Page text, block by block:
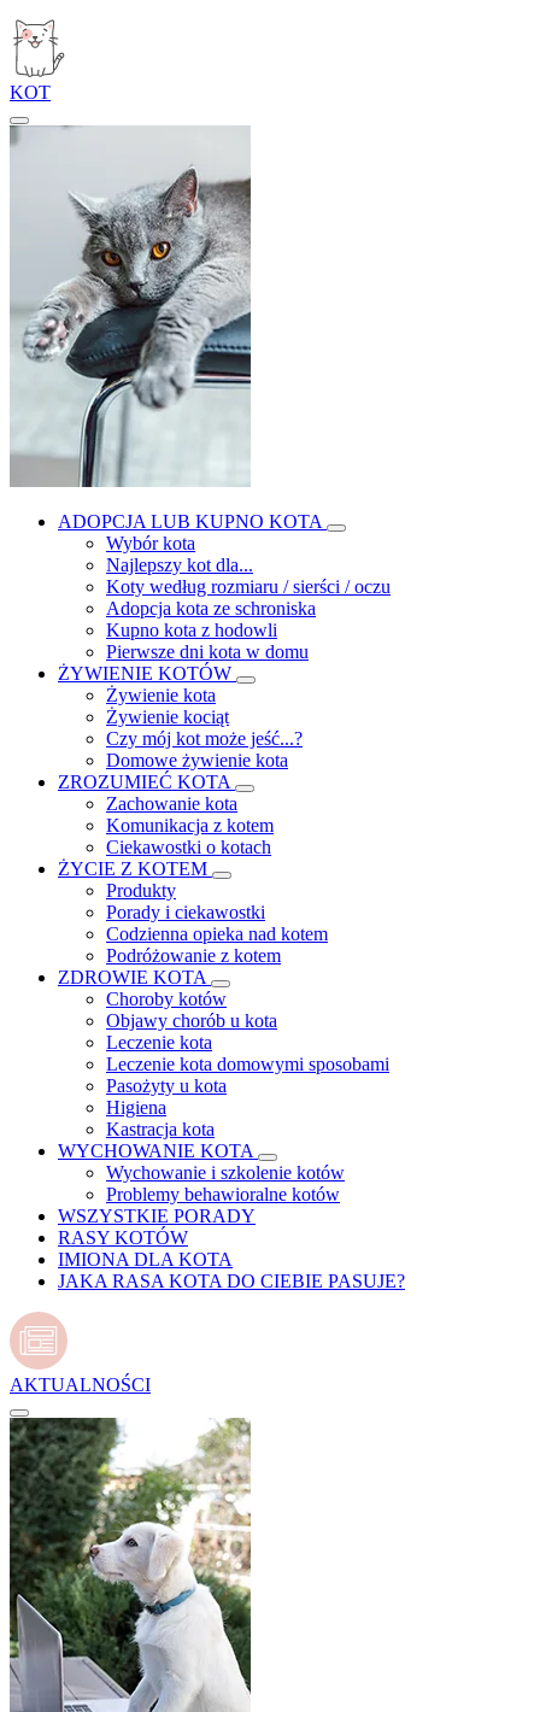
KOT
ADOPCJA LUB KUPNO KOTA
Wybór kota
Najlepszy kot dla...
Koty według rozmiaru / sierści / oczu
Adopcja kota ze schroniska
Kupno kota z hodowli
Pierwsze dni kota w domu
ŻYWIENIE KOTÓW
Żywienie kota
Żywienie kociąt
Czy mój kot może jeść...?
Domowe żywienie kota
ZROZUMIEĆ KOTA
Zachowanie kota
Komunikacja z kotem
Ciekawostki o kotach
ŻYCIE Z KOTEM
Produkty
Porady i ciekawostki
Codzienna opieka nad kotem
Podróżowanie z kotem
ZDROWIE KOTA
Choroby kotów
Objawy chorób u kota
Leczenie kota
Leczenie kota domowymi sposobami
Pasożyty u kota
Higiena
Kastracja kota
WYCHOWANIE KOTA
Wychowanie i szkolenie kotów
Problemy behawioralne kotów
WSZYSTKIE PORADY
RASY KOTÓW
IMIONA DLA KOTA
JAKA RASA KOTA DO CIEBIE PASUJE?
AKTUALNOŚCI